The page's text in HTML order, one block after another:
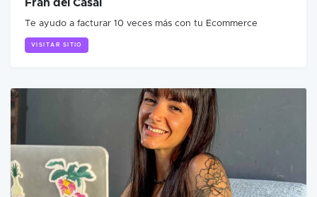
Fran del Casal
Te ayudo a facturar 10 veces más con tu Ecommerce
VISITAR SITIO